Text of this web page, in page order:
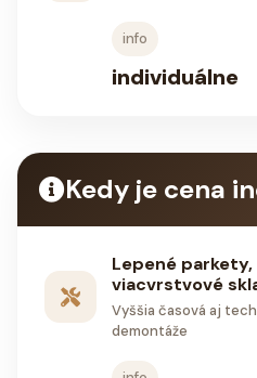
info
individuálne
Kedy je cena
Lepené parkety,
viacvrstvové
Vyššia časová aj
demontáže